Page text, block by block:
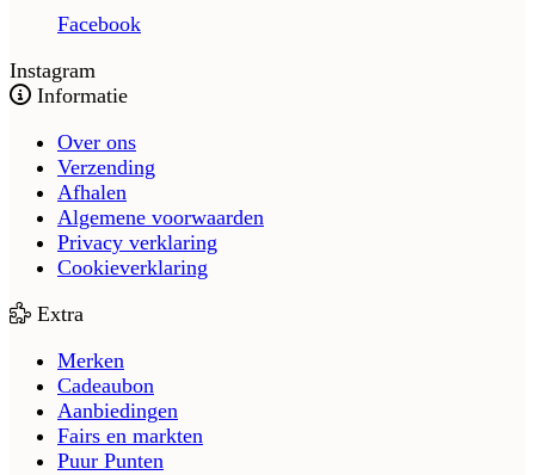
Facebook
Instagram
Informatie
Over ons
Verzending
Afhalen
Algemene voorwaarden
Privacy verklaring
Cookieverklaring
Extra
Merken
Cadeaubon
Aanbiedingen
Fairs en markten
Puur Punten